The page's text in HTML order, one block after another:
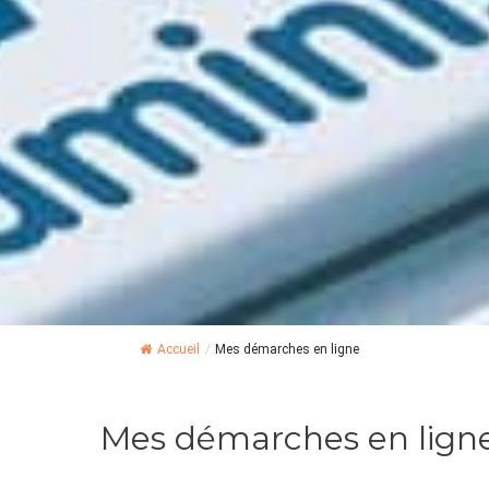
Accueil / Mes démarches en ligne
Mes démarches en